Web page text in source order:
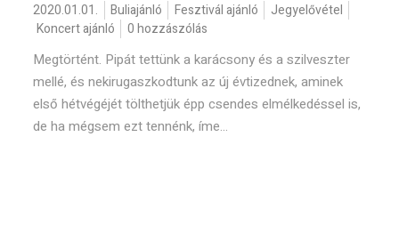
2020.01.01. Buliajánló Fesztivál ajánló
Jegyelővétel
Koncert ajánló
0 hozzászólás
Megtörtént. Pipát tettünk a karácsony és a szilveszter
mellé, és nekirugaszkodtunk az új évtizednek, aminek
első hétvégéjét tölthetjük épp csendes elmélkedéssel is,
de ha mégsem ezt tennénk, íme...